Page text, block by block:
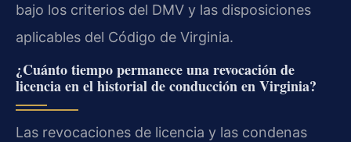
bajo los criterios del DMV y las disposiciones
aplicables del Código de Virginia.
¿Cuánto tiempo permanece una revocación de
licencia en el historial de conducción en Virginia?
Las revocaciones de licencia y las condenas